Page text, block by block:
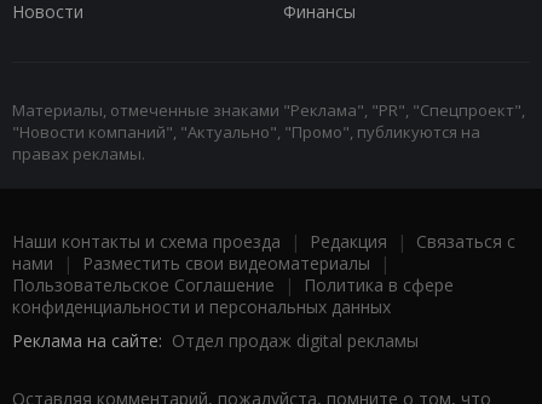
Новости
Финансы
Материалы, отмеченные знаками "Реклама", "PR", "Спецпроект",
"Новости компаний", "Актуально", "Промо", публикуются на
правах рекламы.
Наши контакты и схема проезда | Редакция | Связаться с
нами | Разместить свои видеоматериалы |
Пользовательское Соглашение |
Политика в сфере
конфиденциальности и персональных данных
Реклама на сайте: Отдел продаж digital рекламы
Оставляя комментарий, пожалуйста, помните о том, что